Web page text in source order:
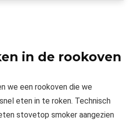
in de rookoven
we een rookoven die we
eten in te roken. Technisch
stovetop smoker aangezien